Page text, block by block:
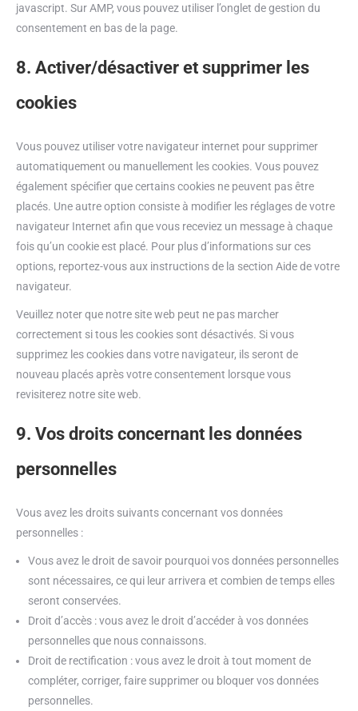
javascript. Sur AMP, vous pouvez utiliser l’onglet de gestion du
consentement en bas de la page.
8. Activer/désactiver et supprimer les
cookies
Vous pouvez utiliser votre navigateur internet pour supprimer
automatiquement ou manuellement les cookies. Vous pouvez
également spécifier que certains cookies ne peuvent pas être
placés. Une autre option consiste à modifier les réglages de votre
navigateur Internet afin que vous receviez un message à chaque
fois qu’un cookie est placé. Pour plus d’informations sur ces
options, reportez-vous aux instructions de la section Aide de votre
navigateur.
Veuillez noter que notre site web peut ne pas marcher
correctement si tous les cookies sont désactivés. Si vous
supprimez les cookies dans votre navigateur, ils seront de
nouveau placés après votre consentement lorsque vous
revisiterez notre site web.
9. Vos droits concernant les données
personnelles
Vous avez les droits suivants concernant vos données
personnelles :
Vous avez le droit de savoir pourquoi vos données personnelles
sont nécessaires, ce qui leur arrivera et combien de temps elles
seront conservées.
Droit d’accès : vous avez le droit d’accéder à vos données
personnelles que nous connaissons.
Droit de rectification : vous avez le droit à tout moment de
compléter, corriger, faire supprimer ou bloquer vos données
personnelles.